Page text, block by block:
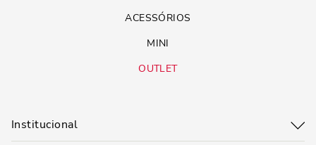
ACESSÓRIOS
MINI
OUTLET
Institucional